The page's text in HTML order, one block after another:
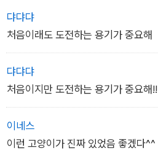
댜댜댜
처음이래도 도전하는 용기가 중요해
댜댜댜
처음이지만 도전하는 용기가 중요해!!
이네스
이런 고양이가 진짜 있었음 좋겠다^^